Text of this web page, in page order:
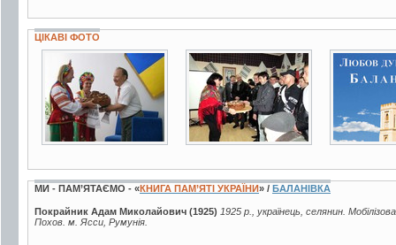
ЦІКАВІ ФОТО
4 фото 2 фото 4 фото
МИ - ПАМ’ЯТАЄМО - «КНИГА ПАМ’ЯТІ УКРАЇНИ» / БАЛАНІВКА
Покрайник Адам Миколайович (1925) 1925 р., українець, селянин.
Похов. м. Ясси, Румунія.